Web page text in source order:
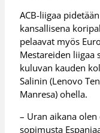
ACB-liigaa
kansallisena
pelaavat myös
Mestareiden liigaa
kuluvan kauden
Salinin (Lenovo
Manresa) ohella.
– Uran aikana
sopimusta